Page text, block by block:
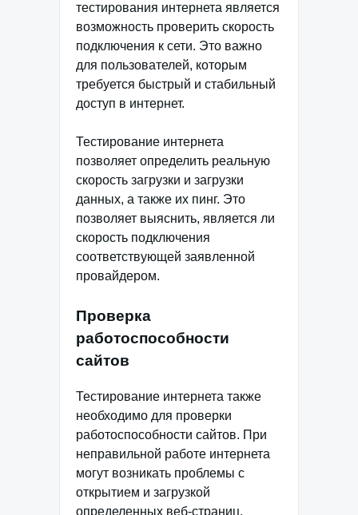
тестирования интернета является
возможность проверить скорость
подключения к сети. Это важно
для пользователей, которым
требуется быстрый и стабильный
доступ в интернет.
Тестирование интернета
позволяет определить реальную
скорость загрузки и загрузки
данных, а также их пинг. Это
позволяет выяснить, является ли
скорость подключения
соответствующей заявленной
провайдером.
Проверка
работоспособности
сайтов
Тестирование интернета также
необходимо для проверки
работоспособности сайтов. При
неправильной работе интернета
могут возникать проблемы с
открытием и загрузкой
определенных веб-страниц.